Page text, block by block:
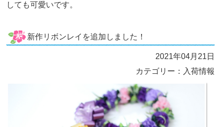
しても可愛いです。
新作リボンレイを追加しました！
2021年04月21日
カテゴリー：入荷情報